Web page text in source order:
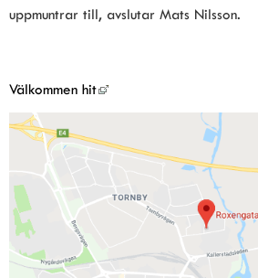
uppmuntrar till, avslutar Mats Nilsson.
Välkommen hit